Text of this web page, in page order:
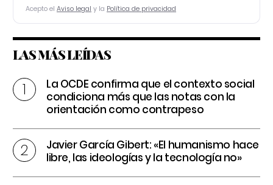
Acepto el Aviso legal y la Política de privacidad
LAS MÁS LEÍDAS
La OCDE confirma que el contexto social
condiciona más que las notas con la
orientación como contrapeso
Javier García Gibert: «El humanismo hace
libre, las ideologías y la tecnología no»